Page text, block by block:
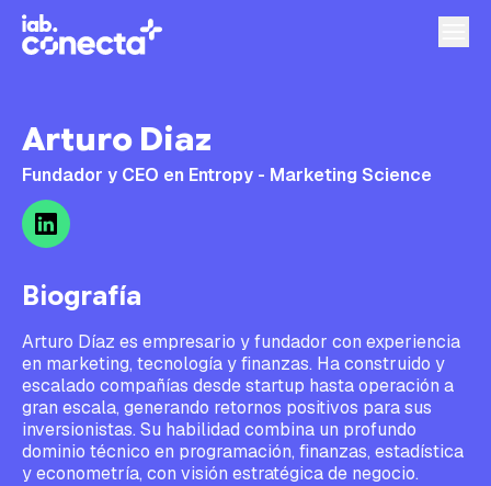
Arturo Diaz
Fundador y CEO en Entropy - Marketing Science
Biografía
Arturo Díaz es empresario y fundador con experiencia
en marketing, tecnología y finanzas. Ha construido y
escalado compañías desde startup hasta operación a
gran escala, generando retornos positivos para sus
inversionistas. Su habilidad combina un profundo
dominio técnico en programación, finanzas, estadística
y econometría, con visión estratégica de negocio.